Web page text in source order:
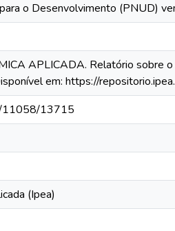
o Desenvolvimento (PNUD)
APLICADA. Relatório sobre
em: https://
11058/13715
(Ipea)